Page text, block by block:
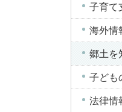
子育て
海外情
郷土を
子ども
法律情